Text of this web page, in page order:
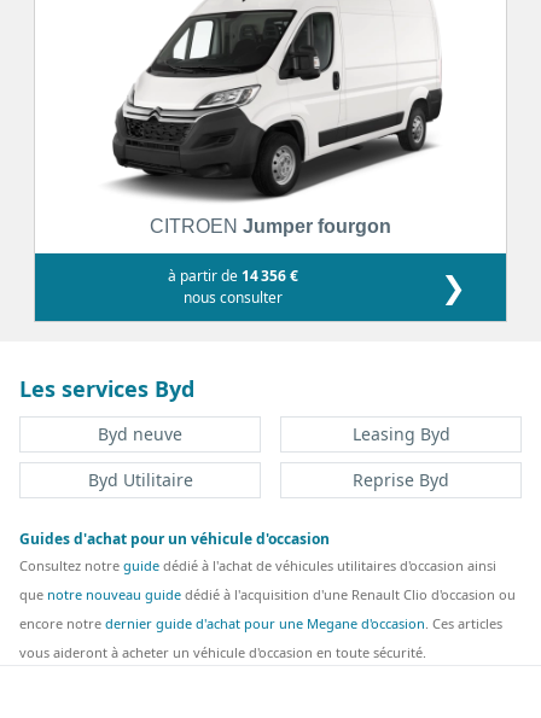
CITROEN Jumper fourgon
à partir de 14 356 €
nous consulter
❯
Les services Byd
Byd neuve
Leasing Byd
Byd Utilitaire
Reprise Byd
Guides d'achat pour un véhicule d'occasion
Consultez notre guide dédié à l'achat de véhicules utilitaires d'occasion ainsi
que notre nouveau guide dédié à l'acquisition d'une Renault Clio d'occasion ou
encore notre dernier guide d'achat pour une Megane d'occasion. Ces articles
vous aideront à acheter un véhicule d'occasion en toute sécurité.